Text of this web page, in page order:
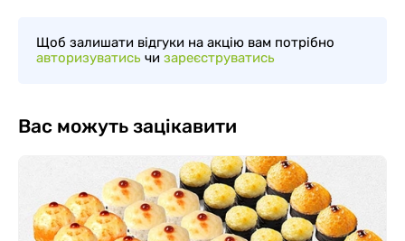
Щоб залишати відгуки на акцію вам потрібно
авторизуватись чи зареєструватись
Вас можуть зацікавити